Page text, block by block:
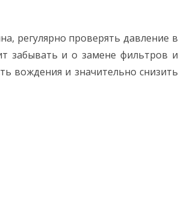
регулярно проверять давление в
забывать и о замене фильтров и
вождения и значительно снизить